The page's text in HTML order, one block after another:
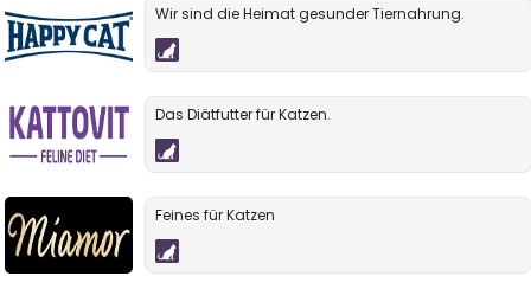
Wir sind die Heimat gesunder Tiernahrung.
Das Diätfutter für Katzen.
Feines für Katzen